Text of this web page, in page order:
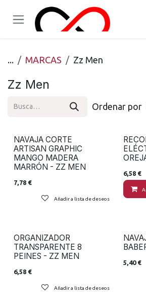
... MARCAS Zz Men
Zz Men
Ordenar por
NAVAJA CORTE
ARTISAN GRAPHIC
MANGO MADERA
MARRÓN - ZZ MEN
7,78 €
Añadir a lista de deseos
6,58€
ORGANIZADOR
TRANSPARENTE 8
PEINES - ZZ MEN
6,58 €
Añadir a lista de deseos
5,40€